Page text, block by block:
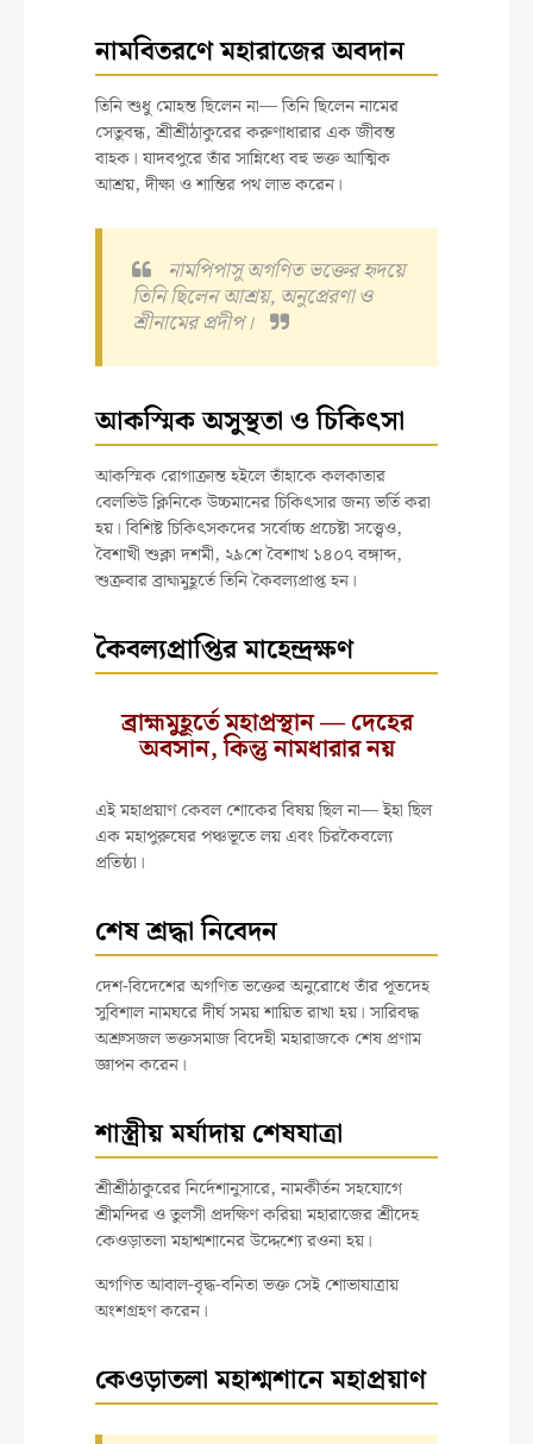
নামবিতরণে মহারাজের অবদান
তিনি শুধু মোহন্ত ছিলেন না— তিনি ছিলেন নামের
সেতুবন্ধ, শ্রীশ্রীঠাকুরের করুণাধারার এক জীবন্ত
বাহক। যাদবপুরে তাঁর সান্নিধ্যে বহু ভক্ত আত্মিক
আশ্রয়, দীক্ষা ও শান্তির পথ লাভ করেন।
নামপিপাসু অগণিত ভক্তের হৃদয়ে
তিনি ছিলেন আশ্রয়, অনুপ্রেরণা ও
শ্রীনামের প্রদীপ।
আকস্মিক অসুস্থতা ও চিকিৎসা
আকস্মিক রোগাক্রান্ত হইলে তাঁহাকে কলকাতার
বেলভিউ ক্লিনিকে উচ্চমানের চিকিৎসার জন্য ভর্তি করা
হয়। বিশিষ্ট চিকিৎসকদের সর্বোচ্চ প্রচেষ্টা সত্ত্বেও,
বৈশাখী শুক্লা দশমী, ২৯শে বৈশাখ ১৪০৭ বঙ্গাব্দ,
শুক্রবার ব্রাহ্মমুহূর্তে তিনি কৈবল্যপ্রাপ্ত হন।
কৈবল্যপ্রাপ্তির মাহেন্দ্রক্ষণ
ব্রাহ্মমুহূর্তে মহাপ্রস্থান — দেহের
অবসান, কিন্তু নামধারার নয়
এই মহাপ্রয়াণ কেবল শোকের বিষয় ছিল না— ইহা ছিল
এক মহাপুরুষের পঞ্চভূতে লয় এবং চিরকৈবল্যে
প্রতিষ্ঠা।
শেষ শ্রদ্ধা নিবেদন
দেশ-বিদেশের অগণিত ভক্তের অনুরোধে তাঁর পূতদেহ
সুবিশাল নামঘরে দীর্ঘ সময় শায়িত রাখা হয়। সারিবদ্ধ
অশ্রুসজল ভক্তসমাজ বিদেহী মহারাজকে শেষ প্রণাম
জ্ঞাপন করেন।
শাস্ত্রীয় মর্যাদায় শেষযাত্রা
শ্রীশ্রীঠাকুরের নির্দেশানুসারে, নামকীর্তন সহযোগে
শ্রীমন্দির ও তুলসী প্রদক্ষিণ করিয়া মহারাজের শ্রীদেহ
কেওড়াতলা মহাশ্মশানের উদ্দেশ্যে রওনা হয়।
অগণিত আবাল-বৃদ্ধ-বনিতা ভক্ত সেই শোভাযাত্রায়
অংশগ্রহণ করেন।
কেওড়াতলা মহাশ্মশানে মহাপ্রয়াণ